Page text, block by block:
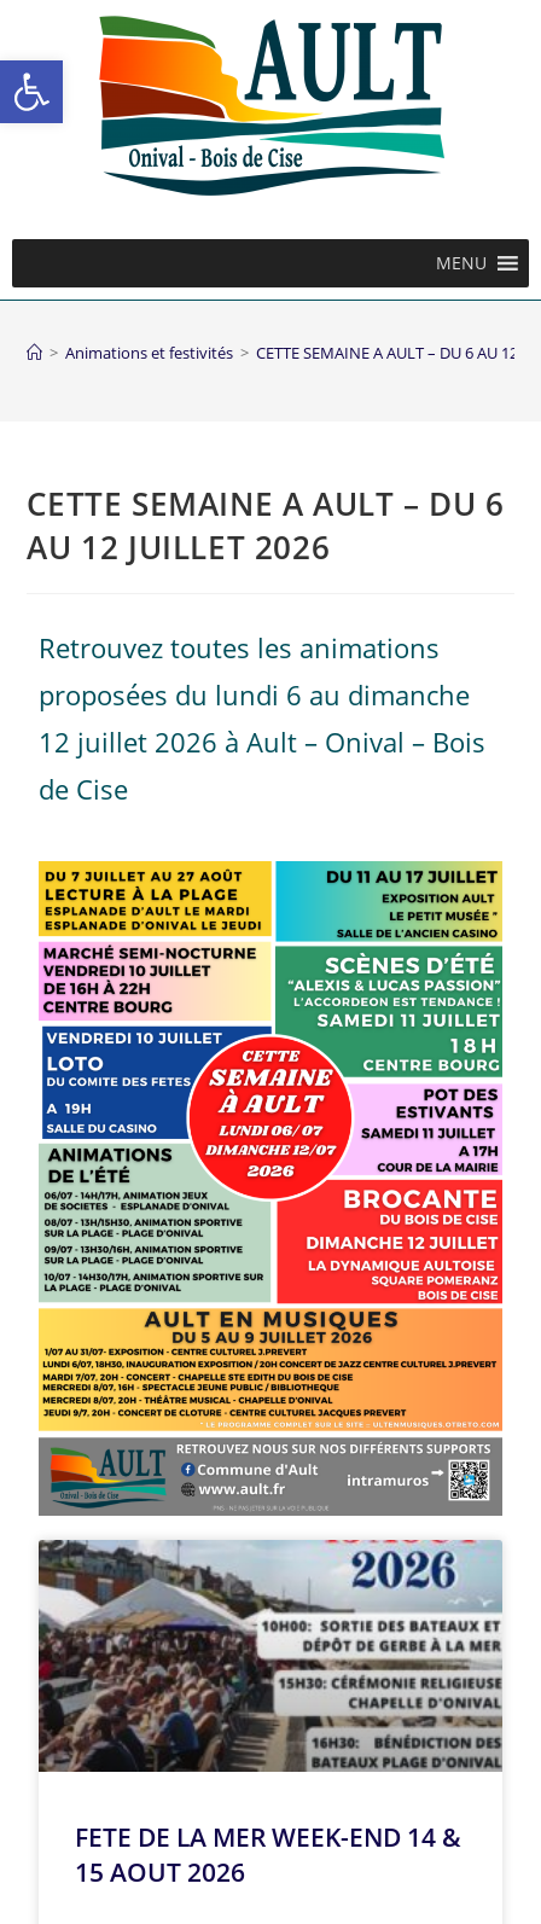
Ouvrir la barre d’outils
MENU
> Animations et festivités > CETTE SEMAINE A AULT – DU 6 AU 12
CETTE SEMAINE A AULT – DU 6
AU 12 JUILLET 2026
Retrouvez toutes les animations
proposées du lundi 6 au dimanche
12 juillet 2026 à Ault – Onival – Bois
de Cise
FETE DE LA MER WEEK-END 14 &
15 AOUT 2026